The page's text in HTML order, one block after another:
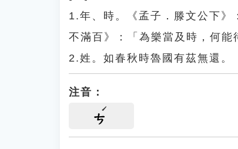
1.年、時。《孟子．滕文公下
不滿百》：「為樂當及時，何能
2.姓。如春秋時魯國有茲無還。
注音：
ㄘ